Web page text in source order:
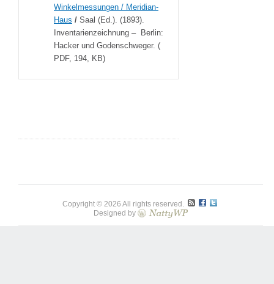
Winkelmessungen / Meridian-
Haus / Saal (Ed.). (1893).
Inventarienzeichnung – Berlin:
Hacker und Godenschweger. (
PDF, 194, KB)
Copyright © 2026 All rights reserved.
Designed by